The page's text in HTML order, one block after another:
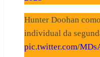
Hunter Doohan
individual da
pic.twitter.com/